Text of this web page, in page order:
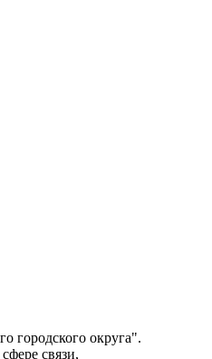
городского округа".
связи,